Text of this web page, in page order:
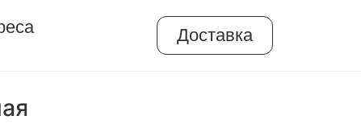
Доставка